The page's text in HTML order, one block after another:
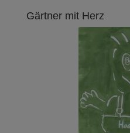
Gärtner mit Herz